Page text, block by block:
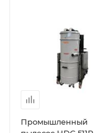
Промышленный